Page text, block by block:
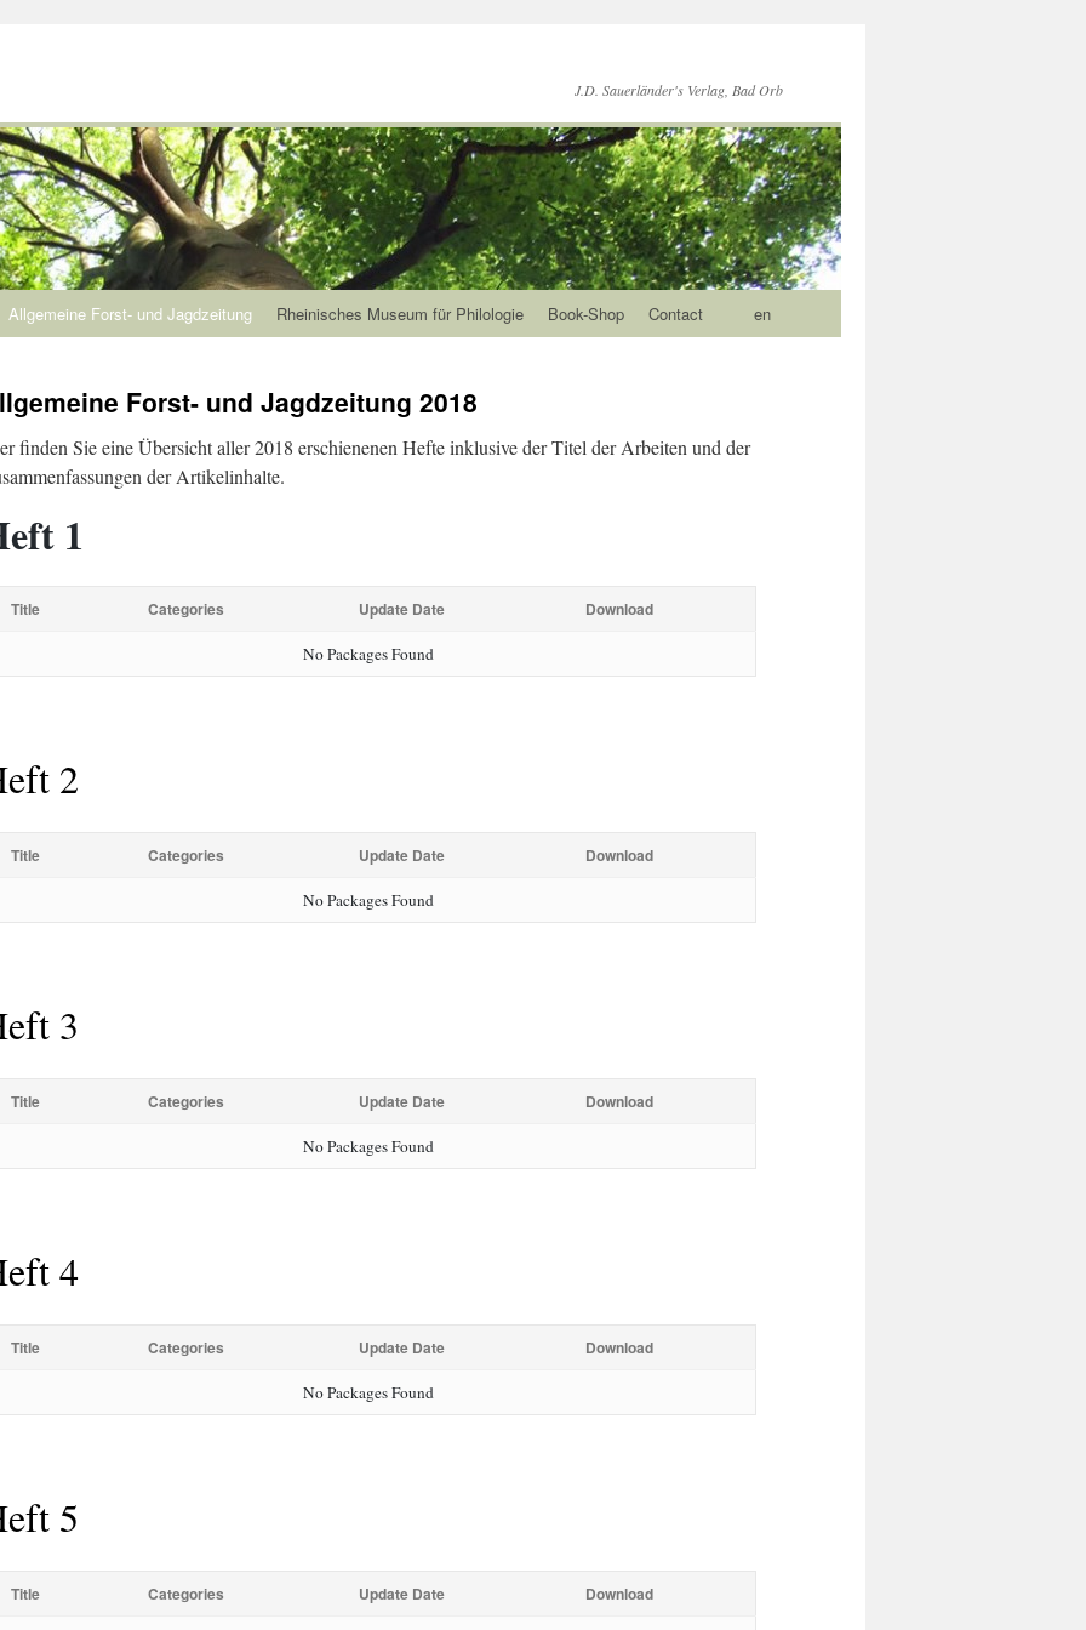
J.D. Sauerländer's Verlag, Bad Orb
Allgemeine Forst- und Jagdzeitung Rheinisches Museum für Philologie Book-Shop Contact en
Forst- und Jagdzeitung 2018
finden Sie eine Übersicht aller 2018 erschienenen Hefte inklusive der Titel der Arbeiten und der
der Artikelinhalte.
1
Title Categories Update Date Download
No Packages Found
2
Title Categories Update Date Download
No Packages Found
3
Title Categories Update Date Download
No Packages Found
4
Title Categories Update Date Download
No Packages Found
5
Title Categories Update Date Download